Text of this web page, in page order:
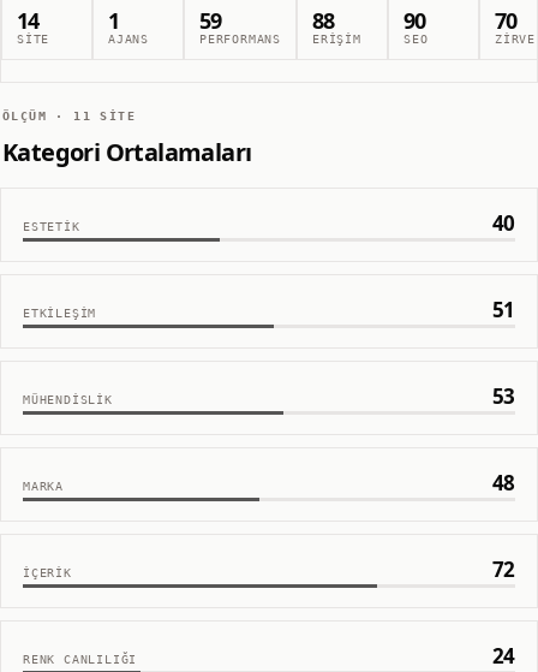
14
SITE
1
AJANS
59
PERFORMANS
88
ERIŞIM
90
SEO
70
ZIRVE
ÖLÇÜM · 11 SITE
Kategori Ortalamaları
ESTETIK 40
ETKILEŞIM 51
MÜHENDISLIK 53
MARKA 48
İÇERIK 72
RENK CANLILIĞI 24